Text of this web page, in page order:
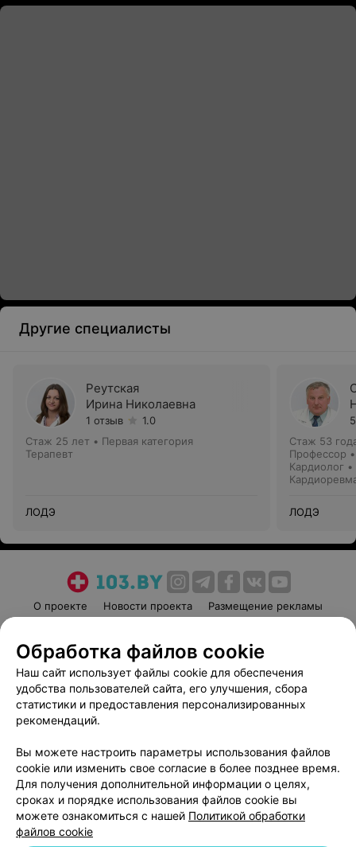
Другие специалисты
Реутская
Ирина Николаевна
1 отзыв
1.0
Стаж 25 лет • Первая категория
Терапевт
ЛОДЭ
Стаж 53
Профессор
Кардиолог
ЛОДЭ
О проекте Новости проекта
Размещение рекламы
Пользовательское соглашение
Способы оплаты
Вакансии
Партнеры
Написать руководителю 103.by
Обработка персональных данных
Обработка файлов cookie
Наш сайт использует файлы cookie для обеспечения
удобства пользователей сайта, его улучшения, сбора
статистики и предоставления персонализированных
рекомендаций.
Вы можете настроить параметры использования файлов
cookie или изменить свое согласие в более позднее время.
Для получения дополнительной информации о целях,
сроках и порядке использования файлов cookie вы
можете ознакомиться с нашей Политикой обработки
файлов cookie